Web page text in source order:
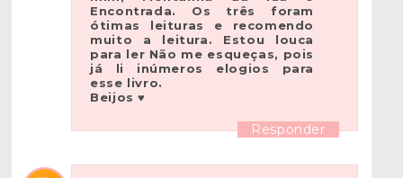
Encontrada. Os três foram
ótimas leituras e recomendo
muito a leitura. Estou louca
para ler Não me esqueças, pois
já li inúmeros elogios para
esse livro.
Beijos ♥
Responder